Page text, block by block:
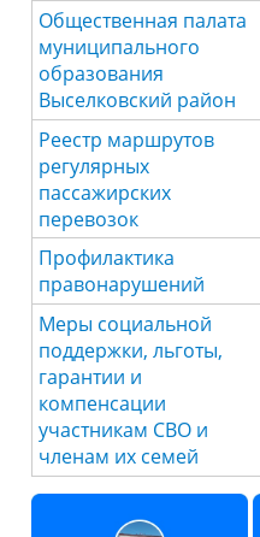
Общественная палата
муниципального
образования
Выселковский район
Реестр маршрутов
регулярных
пассажирских
перевозок
Профилактика
правонарушений
Меры социальной
поддержки, льготы,
гарантии и
компенсации
участникам СВО и
членам их семей